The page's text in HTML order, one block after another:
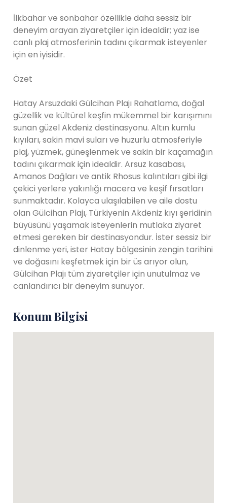
İlkbahar ve sonbahar özellikle daha sessiz bir
deneyim arayan ziyaretçiler için idealdir; yaz ise
canlı plaj atmosferinin tadını çıkarmak isteyenler
için en iyisidir.
Özet
Hatay Arsuzdaki Gülcihan Plajı Rahatlama, doğal
güzellik ve kültürel keşfin mükemmel bir karışımını
sunan güzel Akdeniz destinasyonu. Altın kumlu
kıyıları, sakin mavi suları ve huzurlu atmosferiyle
plaj, yüzmek, güneşlenmek ve sakin bir kaçamağın
tadını çıkarmak için idealdir. Arsuz kasabası,
Amanos Dağları ve antik Rhosus kalıntıları gibi ilgi
çekici yerlere yakınlığı macera ve keşif fırsatları
sunmaktadır. Kolayca ulaşılabilen ve aile dostu
olan Gülcihan Plajı, Türkiyenin Akdeniz kıyı şeridinin
büyüsünü yaşamak isteyenlerin mutlaka ziyaret
etmesi gereken bir destinasyondur. İster sessiz bir
dinlenme yeri, ister Hatay bölgesinin zengin tarihini
ve doğasını keşfetmek için bir üs arıyor olun,
Gülcihan Plajı tüm ziyaretçiler için unutulmaz ve
canlandırıcı bir deneyim sunuyor.
Konum Bilgisi